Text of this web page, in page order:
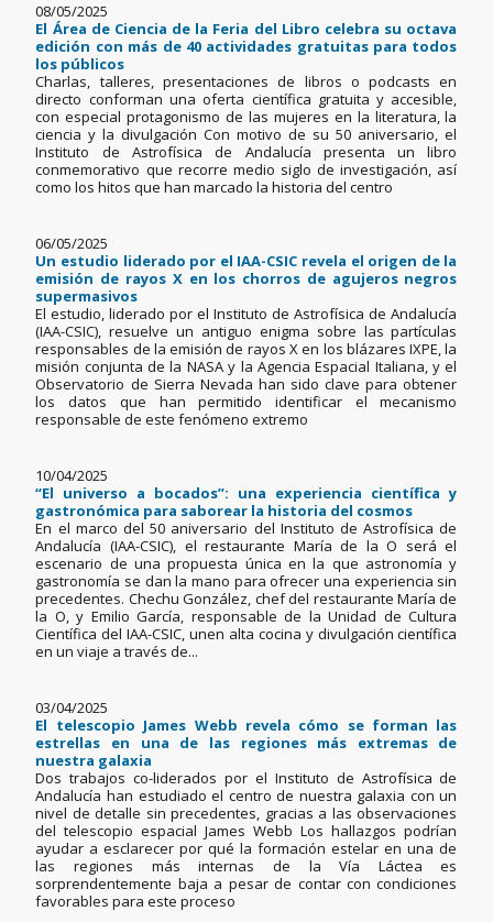
08/05/2025
El Área de Ciencia de la Feria del Libro celebra su octava
edición con más de 40 actividades gratuitas para todos
los públicos
Charlas, talleres, presentaciones de libros o podcasts en
directo conforman una oferta científica gratuita y accesible,
con especial protagonismo de las mujeres en la literatura, la
ciencia y la divulgación Con motivo de su 50 aniversario, el
Instituto de Astrofísica de Andalucía presenta un libro
conmemorativo que recorre medio siglo de investigación, así
como los hitos que han marcado la historia del centro
06/05/2025
Un estudio liderado por el IAA-CSIC revela el origen de la
emisión de rayos X en los chorros de agujeros negros
supermasivos
El estudio, liderado por el Instituto de Astrofísica de Andalucía
(IAA-CSIC), resuelve un antiguo enigma sobre las partículas
responsables de la emisión de rayos X en los blázares IXPE, la
misión conjunta de la NASA y la Agencia Espacial Italiana, y el
Observatorio de Sierra Nevada han sido clave para obtener
los datos que han permitido identificar el mecanismo
responsable de este fenómeno extremo
10/04/2025
“El universo a bocados”: una experiencia científica y
gastronómica para saborear la historia del cosmos
En el marco del 50 aniversario del Instituto de Astrofísica de
Andalucía (IAA-CSIC), el restaurante María de la O será el
escenario de una propuesta única en la que astronomía y
gastronomía se dan la mano para ofrecer una experiencia sin
precedentes. Chechu González, chef del restaurante María de
la O, y Emilio García, responsable de la Unidad de Cultura
Científica del IAA-CSIC, unen alta cocina y divulgación científica
en un viaje a través de...
03/04/2025
El telescopio James Webb revela cómo se forman las
estrellas en una de las regiones más extremas de
nuestra galaxia
Dos trabajos co-liderados por el Instituto de Astrofísica de
Andalucía han estudiado el centro de nuestra galaxia con un
nivel de detalle sin precedentes, gracias a las observaciones
del telescopio espacial James Webb Los hallazgos podrían
ayudar a esclarecer por qué la formación estelar en una de
las regiones más internas de la Vía Láctea es
sorprendentemente baja a pesar de contar con condiciones
favorables para este proceso